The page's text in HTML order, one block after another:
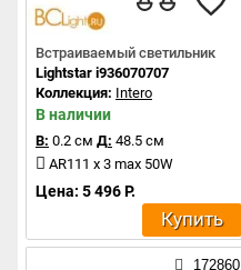
Встраиваемый светильник
Lightstar i936070707
Коллекция: Intero
В наличии
В: 0.2 см Д: 48.5 см
AR111 x 3 max 50W
Цена: 5 496 Р.
Купить
172860